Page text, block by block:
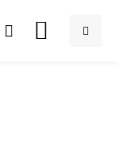
NÁKUPNÍ